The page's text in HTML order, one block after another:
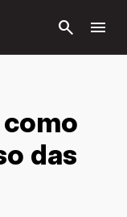
search menu
das